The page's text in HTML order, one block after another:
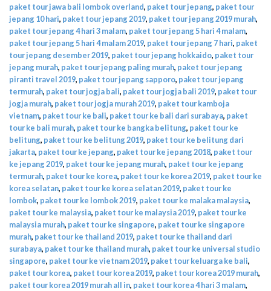
paket tour jawa bali lombok overland, paket tour jepang, paket tour
jepang 10 hari, paket tour jepang 2019, paket tour jepang 2019 murah,
paket tour jepang 4 hari 3 malam, paket tour jepang 5 hari 4 malam,
paket tour jepang 5 hari 4 malam 2019, paket tour jepang 7 hari, paket
tour jepang desember 2019, paket tour jepang hokkaido, paket tour
jepang murah, paket tour jepang paling murah, paket tour jepang
piranti travel 2019, paket tour jepang sapporo, paket tour jepang
termurah, paket tour jogja bali, paket tour jogja bali 2019, paket tour
jogja murah, paket tour jogja murah 2019, paket tour kamboja
vietnam, paket tour ke bali, paket tour ke bali dari surabaya, paket
tour ke bali murah, paket tour ke bangka belitung, paket tour ke
belitung, paket tour ke belitung 2019, paket tour ke belitung dari
jakarta, paket tour ke jepang, paket tour ke jepang 2018, paket tour
ke jepang 2019, paket tour ke jepang murah, paket tour ke jepang
termurah, paket tour ke korea, paket tour ke korea 2019, paket tour ke
korea selatan, paket tour ke korea selatan 2019, paket tour ke
lombok, paket tour ke lombok 2019, paket tour ke malaka malaysia,
paket tour ke malaysia, paket tour ke malaysia 2019, paket tour ke
malaysia murah, paket tour ke singapore, paket tour ke singapore
murah, paket tour ke thailand 2019, paket tour ke thailand dari
surabaya, paket tour ke thailand murah, paket tour ke universal studio
singapore, paket tour ke vietnam 2019, paket tour keluarga ke bali,
paket tour korea, paket tour korea 2019, paket tour korea 2019 murah,
paket tour korea 2019 murah all in, paket tour korea 4 hari 3 malam,